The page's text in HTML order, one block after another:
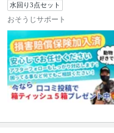
水回り3点セット
おそうじサポート